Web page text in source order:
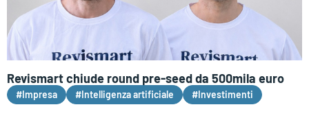
Revismart chiude round pre-seed da 500mila euro
#Impresa #Intelligenza artificiale #Investimenti